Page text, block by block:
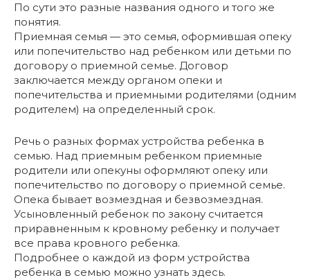
По сути это разные названия одного и того же
понятия.
Приемная семья — это семья, оформившая опеку
или попечительство над ребенком или детьми по
договору о приемной семье. Договор
заключается между органом опеки и
попечительства и приемными родителями (одним
родителем) на определенный срок.
Речь о разных формах устройства ребенка в
семью. Над приемным ребенком приемные
родители или опекуны оформляют опеку или
попечительство по договору о приемной семье.
Опека бывает возмездная и безвозмездная.
Усыновленный ребенок по закону считается
приравненным к кровному ребенку и получает
все права кровного ребенка.
Подробнее о каждой из форм устройства
ребенка в семью можно узнать здесь.